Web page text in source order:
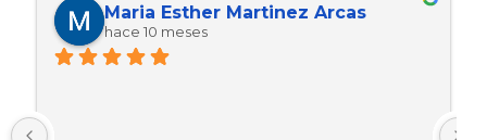
Maria Esther Martinez Arcas
hace 10 meses